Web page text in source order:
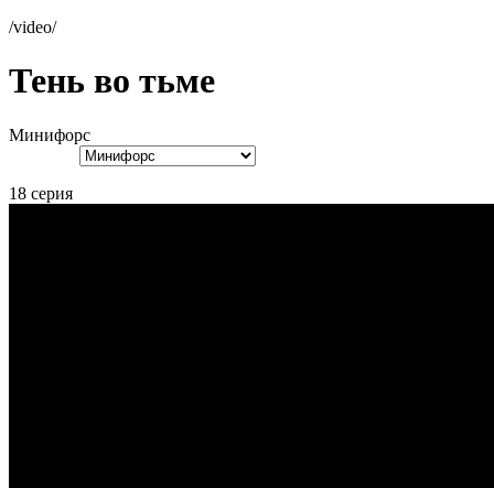
/video/
Тень во тьме
Минифорс
18 серия